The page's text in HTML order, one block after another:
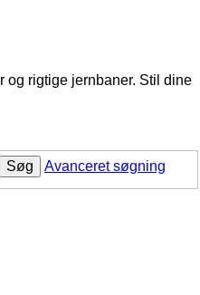
og rigtige jernbaner. Stil dine
Søg Avanceret søgning